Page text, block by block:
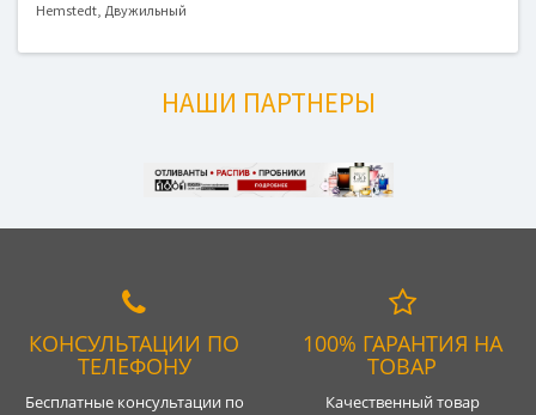
Hemstedt, Двужильный
НАШИ ПАРТНЕРЫ
КОНСУЛЬТАЦИИ ПО
ТЕЛЕФОНУ
Бесплатные консультации по
100% ГАРАНТИЯ НА
ТОВАР
Качественный товар